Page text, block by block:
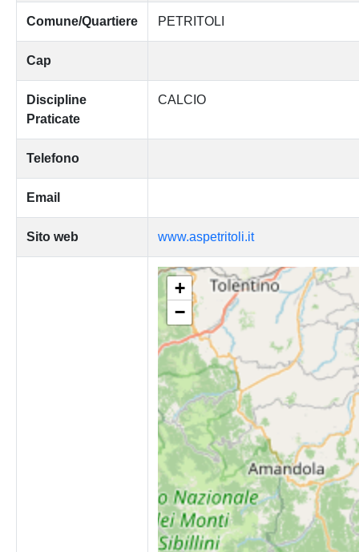
Comune/Quartiere PETRITOLI
Cap
Discipline
Praticate
CALCIO
Telefono
Email
Sito web www.aspetritoli.it
+
−